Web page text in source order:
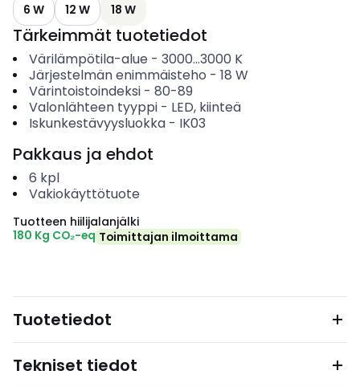
6 W 12 W 18 W
Tärkeimmät tuotetiedot
Värilämpötila-alue - 3000...3000 K
Järjestelmän enimmäisteho - 18 W
Värintoistoindeksi- 80-89
Valonlähteen tyyppi- LED, kiinteä
Iskunkestävyysluokka- IK03
Pakkaus ja ehdot
6 kpl
Vakiokäyttötuote
Tuotteen hiilijalanjälki
180 Kg CO₂-eq Toimittajan ilmoittama
Tuotetiedot
Tekniset tiedot